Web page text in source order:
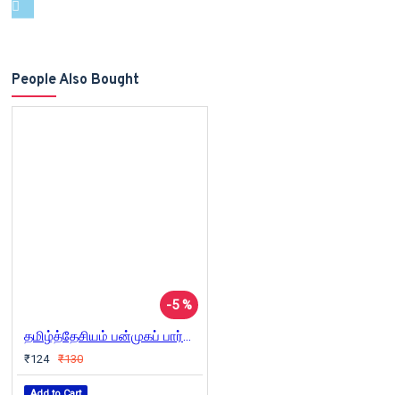
People Also Bought
-5 %
தமிழ்த்தேசியம் பன்முகப் பார்வை (தொகுதி 1)
₹124 ₹130